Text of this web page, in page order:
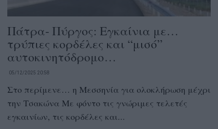
Πάτρα- Πύργος: Εγκαίνια με…
τρύπιες κορδέλες και “μισό”
αυτοκινητόδρομο…
05/12/2025 20:58
Στο περίμενε… η Μεσσηνία για ολοκλήρωση μέχρι
την Τσακώνα Με φόντο τις γνώριμες τελετές
εγκαινίων, τις κορδέλες και...